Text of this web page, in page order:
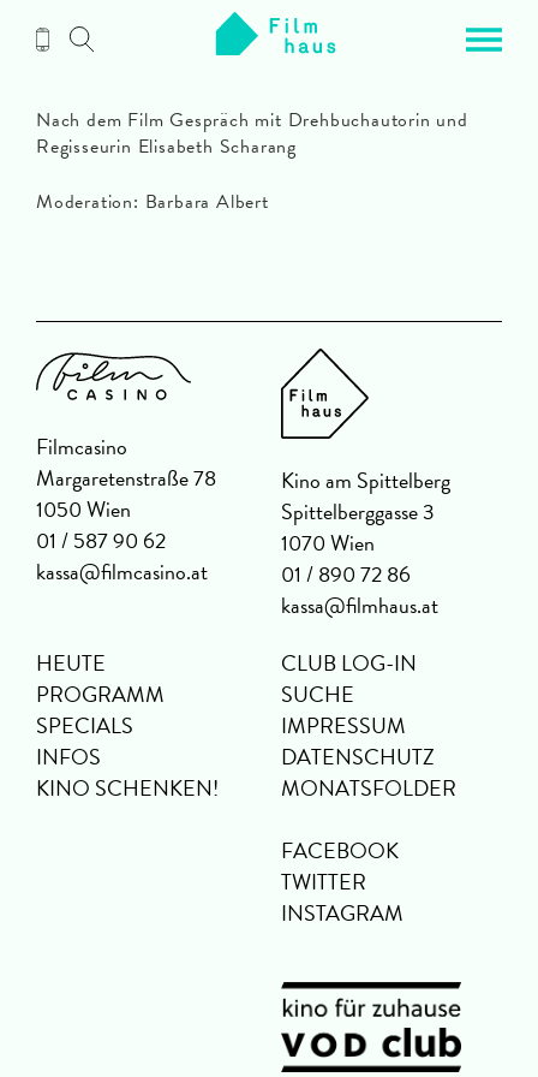
Inhalt
Nach dem Film Gespräch mit Drehbuchautorin und
Regisseurin Elisabeth Scharang
Moderation: Barbara Albert
Filmcasino
Margaretenstraße 78
1050 Wien
01 / 587 90 62
kassa@filmcasino.at
Kino am Spittelberg
Spittelberggasse 3
1070 Wien
01 / 890 72 86
kassa@filmhaus.at
HEUTE
PROGRAMM
SPECIALS
INFOS
KINO SCHENKEN!
CLUB LOG-IN
SUCHE
IMPRESSUM
DATENSCHUTZ
MONATSFOLDER
FACEBOOK
TWITTER
INSTAGRAM